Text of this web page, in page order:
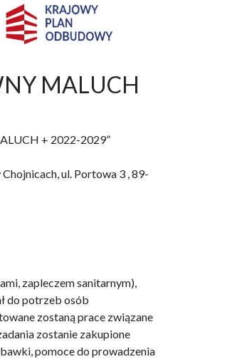
MALUCH
+ 2022-2029”
ul. Portowa 3 , 89-
zapleczem sanitarnym),
do potrzeb osób
zostaną prace związane
zostanie zakupione
pomoce do prowadzenia